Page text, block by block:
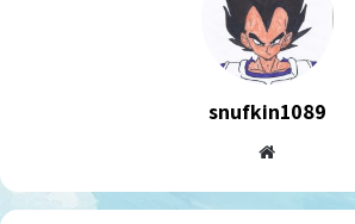
snufkin1089